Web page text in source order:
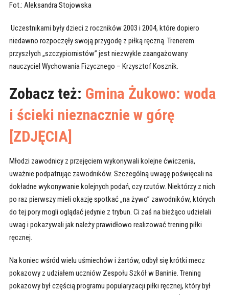
Fot.: Aleksandra Stojowska
Uczestnikami były dzieci z roczników 2003 i 2004, które dopiero
niedawno rozpoczęły swoją przygodę z piłką ręczną. Trenerem
przyszłych „szczypiornistów” jest niezwykle zaangażowany
nauczyciel Wychowania Fizycznego – Krzysztof Kosznik.
Zobacz też: Gmina Żukowo: woda
i ścieki nieznacznie w górę
[ZDJĘCIA]
Młodzi zawodnicy z przejęciem wykonywali kolejne ćwiczenia,
uważnie podpatrując zawodników. Szczególną uwagę poświęcali na
dokładne wykonywanie kolejnych podań, czy rzutów. Niektórzy z nich
po raz pierwszy mieli okazję spotkać „na żywo” zawodników, których
do tej pory mogli oglądać jedynie z trybun. Ci zaś na bieżąco udzielali
uwag i pokazywali jak należy prawidłowo realizować trening piłki
ręcznej.
Na koniec wśród wielu uśmiechów i żartów, odbył się krótki mecz
pokazowy z udziałem uczniów Zespołu Szkół w Baninie. Trening
pokazowy był częścią programu popularyzacji piłki ręcznej, który był